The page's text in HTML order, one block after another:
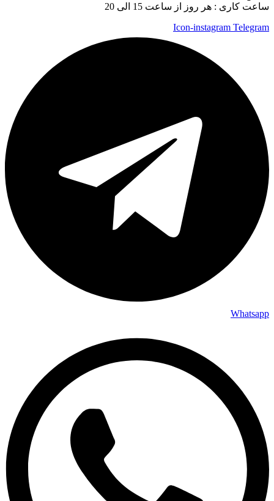
ساعت کاری : هر روز از ساعت 15 الی 20
Icon-instagram Telegram
Whatsapp